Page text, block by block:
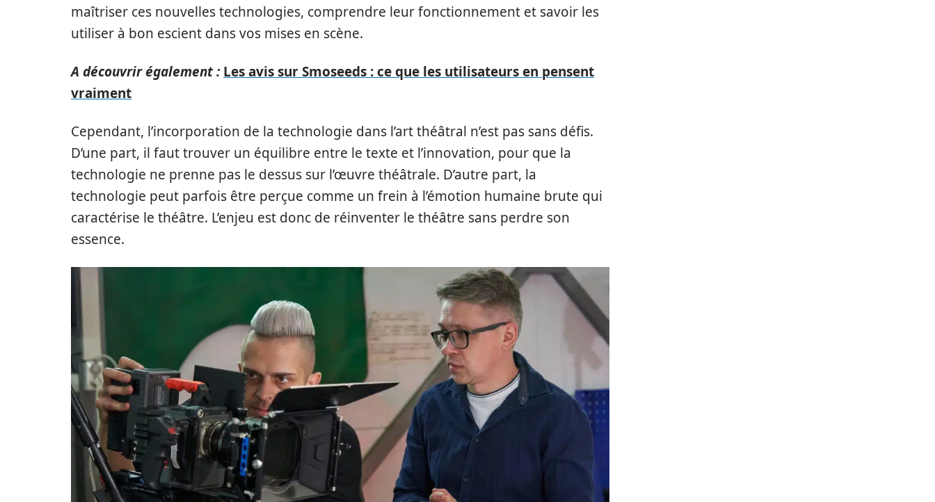
maîtriser ces nouvelles technologies, comprendre leur fonctionnement et savoir les
utiliser à bon escient dans vos mises en scène.
A découvrir également : Les avis sur Smoseeds : ce que les utilisateurs en pensent
vraiment
Cependant, l’incorporation de la technologie dans l’art théâtral n’est pas sans défis.
D’une part, il faut trouver un équilibre entre le texte et l’innovation, pour que la
technologie ne prenne pas le dessus sur l’œuvre théâtrale. D’autre part, la
technologie peut parfois être perçue comme un frein à l’émotion humaine brute qui
caractérise le théâtre. L’enjeu est donc de réinventer le théâtre sans perdre son
essence.